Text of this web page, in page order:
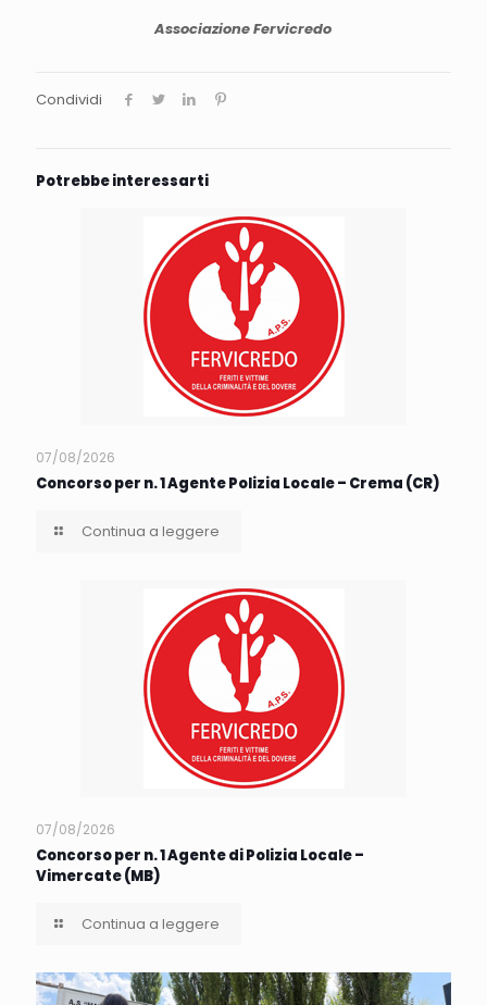
Associazione Fervicredo
Condividi
Potrebbe interessarti
07/08/2026
Concorso per n. 1 Agente Polizia Locale – Crema (CR)
Continua a leggere
07/08/2026
Concorso per n. 1 Agente di Polizia Locale –
Vimercate (MB)
Continua a leggere